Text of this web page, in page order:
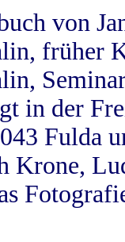
von
früher
in der
Fulda
Krone,